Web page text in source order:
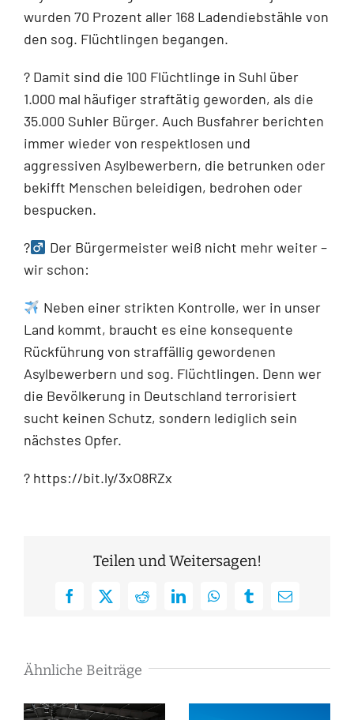
wurden 70 Prozent aller 168 Ladendiebstähle von
den sog. Flüchtlingen begangen.
? Damit sind die 100 Flüchtlinge in Suhl über
1.000 mal häufiger straftätig geworden, als die
35.000 Suhler Bürger. Auch Busfahrer berichten
immer wieder von respektlosen und
aggressiven Asylbewerbern, die betrunken oder
bekifft Menschen beleidigen, bedrohen oder
bespucken.
?‍
Der Bürgermeister weiß nicht mehr weiter –
wir schon:
Neben einer strikten Kontrolle, wer in unser
Land kommt, braucht es eine konsequente
Rückführung von straffällig gewordenen
Asylbewerbern und sog. Flüchtlingen. Denn wer
die Bevölkerung in Deutschland terrorisiert
sucht keinen Schutz, sondern lediglich sein
nächstes Opfer.
? https://bit.ly/3xO8RZx
Teilen und Weitersagen!
Facebook
X RedditLinkedInWhatsAppTumblrE-
Ähnliche Beiträge